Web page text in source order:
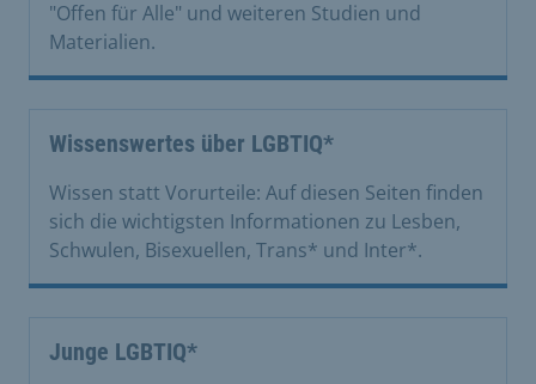
"Offen für Alle" und weiteren Studien und
Materialien.
Wissenswertes über LGBTIQ*
Wissen statt Vorurteile: Auf diesen Seiten finden
sich die wichtigsten Informationen zu Lesben,
Schwulen, Bisexuellen, Trans* und Inter*.
Junge LGBTIQ*